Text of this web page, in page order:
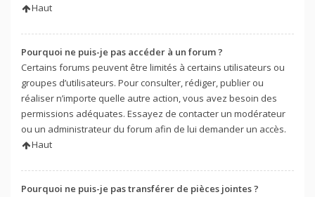
Haut
Pourquoi ne puis-je pas accéder à un forum ?
Certains forums peuvent être limités à certains utilisateurs ou
groupes d’utilisateurs. Pour consulter, rédiger, publier ou
réaliser n’importe quelle autre action, vous avez besoin des
permissions adéquates. Essayez de contacter un modérateur
ou un administrateur du forum afin de lui demander un accès.
Haut
Pourquoi ne puis-je pas transférer de pièces jointes ?